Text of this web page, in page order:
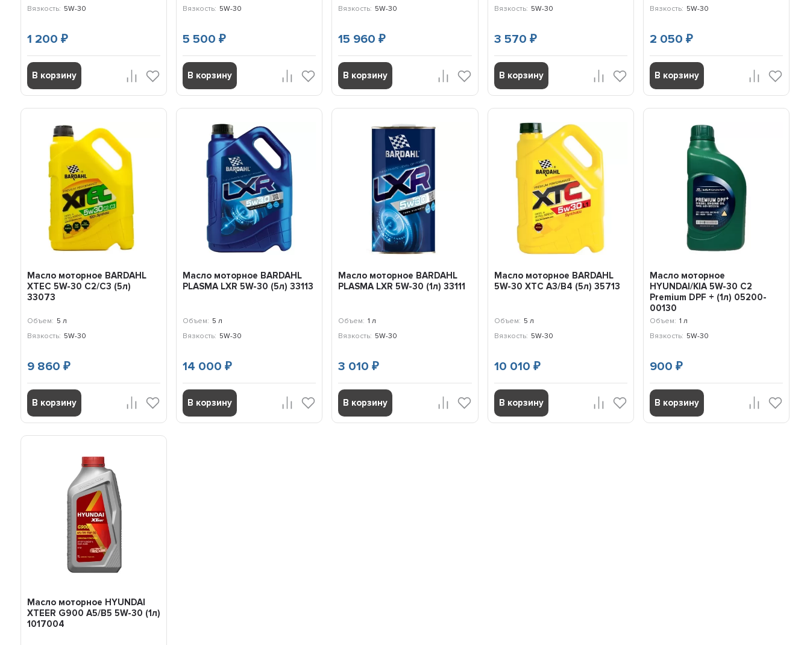
Вязкость: 5W-30
1 200₽
В корзину
Вязкость: 5W-30
5 500₽
В корзину
Вязкость: 5W-30
15 960₽
В корзину
Вязкость: 5W-30
3 570 ₽
В корзину
Вязкость: 5W-30
2 050 ₽
В корзину
Масло моторное BARDAHL
XTEC 5W-30 C2/C3 (5л)
33073
Объем: 5 л
Вязкость: 5W-30
9 860₽
В корзину
Масло моторное BARDAHL
PLASMA LXR 5W-30 (5л) 33113
Объем: 5 л
Вязкость: 5W-30
14 000₽
В корзину
Масло моторное BARDAHL
PLASMA LXR 5W-30 (1л) 33111
Объем: 1 л
Вязкость: 5W-30
3 010₽
В корзину
Масло моторное BARDAHL
5W-30 XTC A3/B4 (5л) 35713
Объем: 5 л
Вязкость: 5W-30
10 010 ₽
В корзину
Масло моторное
HYUNDAI/KIA 5W-30 C2
Premium DPF + (1л) 05200-
00130
Объем: 1 л
Вязкость: 5W-30
900 ₽
В корзину
Масло моторное HYUNDAI
XTEER G900 A5/B5 5W-30 (1л)
1017004